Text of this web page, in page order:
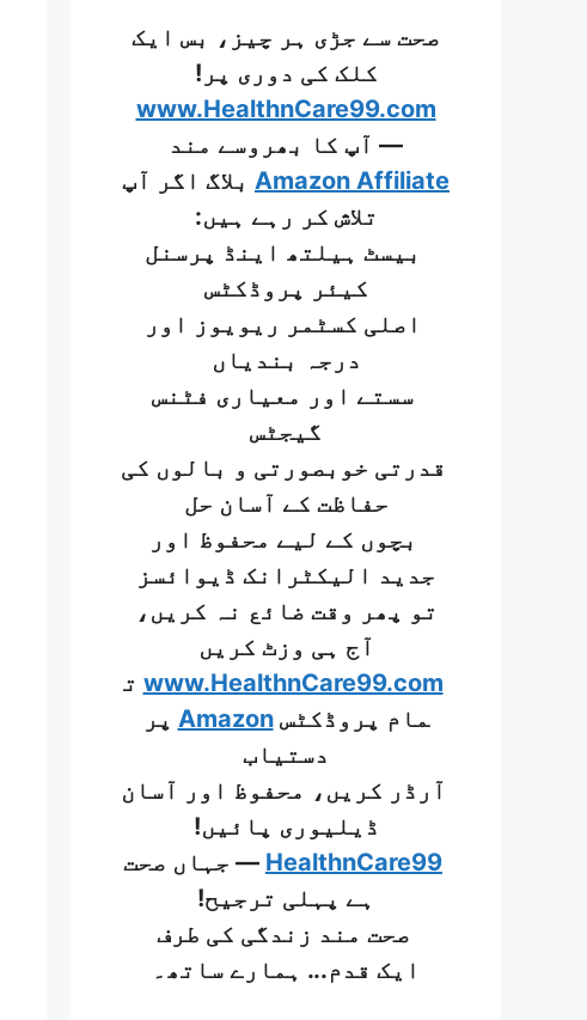
صحت سے جڑی ہر چیز، بس ایک
کلک کی دوری پر!
www.HealthnCare99.com
— آپ کا بھروسے مند
Amazon Affiliate بلاگ اگر آپ
تلاش کر رہے ہیں:
بیسٹ ہیلتھ اینڈ پرسنل
کیئر پروڈکٹس
اصلی کسٹمر ریویوز اور
درجہ بندیاں
سستے اور معیاری فٹنس
گیجٹس
قدرتی خوبصورتی و بالوں کی
حفاظت کے آسان حل
بچوں کے لیے محفوظ اور
جدید الیکٹرانک ڈیوائسز
تو پھر وقت ضائع نہ کریں،
آج ہی وزٹ کریں
www.HealthnCare99.com ت
مام پروڈکٹسAmazon پر
دستیاب
آرڈر کریں، محفوظ اور آسان
ڈیلیوری پائیں!
HealthnCare99 — جہاں صحت
ہے پہلی ترجیح!
صحت مند زندگی کی طرف
ایک قدم... ہمارے ساتھ۔